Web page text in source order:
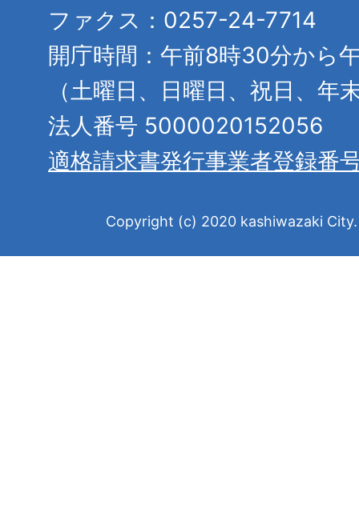
ファクス：0257-24-7714
開庁時間：午前8時30分から
（土曜日、日曜日、祝日、年
法人番号 5000020152056
適格請求書発行事業者登録番
Copyright (c) 2020 kashiwazaki